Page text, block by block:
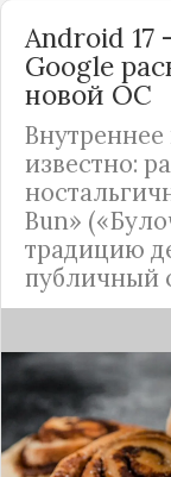
Android 17
Google
новой ОС
Внутреннее
известно:
Bun»
традицию
публичный
Стало
следующей
сообщают
ожидается в
названием